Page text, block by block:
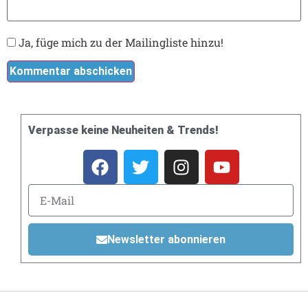
Ja, füge mich zu der Mailingliste hinzu!
Verpasse keine Neuheiten & Trends!
Newsletter abonnieren